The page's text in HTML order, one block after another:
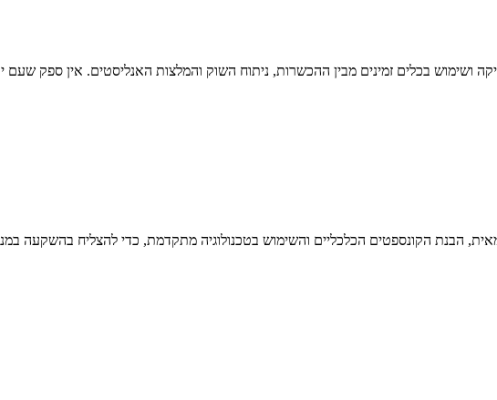
ושימוש בכלים זמינים מבין ההכשרות, ניתוח השוק והמלצות האנליסטים. אין ספק שעם
הבנת הקונספטים הכלכליים והשימוש בטכנולוגיה מתקדמת, כדי להצליח בהשקעה